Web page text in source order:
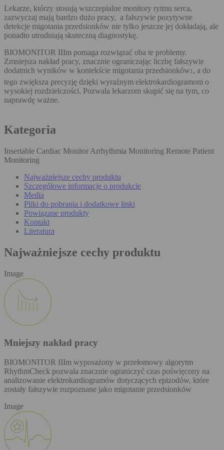
Lekarze, którzy stosują wszczepialne monitory rytmu serca,
zazwyczaj mają bardzo dużo pracy, a fałszywie pozytywne
detekcje migotania przedsionków nie tylko jeszcze jej dokładają, ale
ponadto utrudniają skuteczną diagnostykę.
BIOMONITOR IIIm pomaga rozwiązać oba te problemy.
Zmniejsza nakład pracy, znacznie ograniczając liczbę fałszywie
dodatnich wyników w kontekście migotania przedsionków1 , a do
tego zwiększa precyzję dzięki wyraźnym elektrokardiogramom o
wysokiej rozdzielczości. Pozwala lekarzom skupić się na tym, co
naprawdę ważne.
Kategoria
Insertable Cardiac Monitor Arrhythmia Monitoring Remote Patient
Monitoring
Najważniejsze cechy produktu
Szczegółowe informacje o produkcie
Media
Pliki do pobrania i dodatkowe linki
Powiązane produkty
Kontakt
Literatura
Najważniejsze cechy produktu
Image
Mniejszy nakład pracy
BIOMONITOR IIIm wyposażony w przełomowy algorytm
RhythmCheck pozwala znacznie ograniczyć czas poświęcony na
analizowanie elektrokardiogramów dotyczących epizodów, które
zostały fałszywie rozpoznane jako migotanie przedsionków
Image